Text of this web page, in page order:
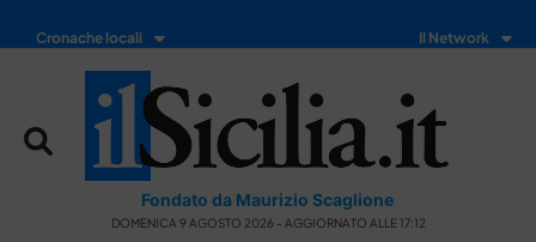
Cronache locali Il Network
Fondato da Maurizio Scaglione
DOMENICA 9 AGOSTO 2026 - AGGIORNATO ALLE 17:12